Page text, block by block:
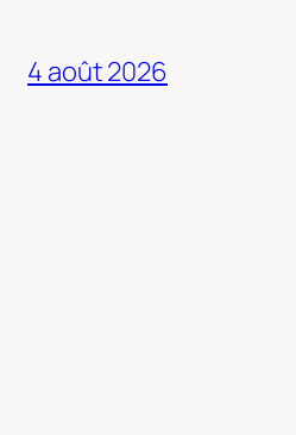
4 août 2026